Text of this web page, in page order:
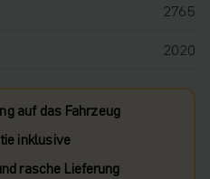
2765
2020
auf das Fahrzeug
inklusive
rasche Lieferung